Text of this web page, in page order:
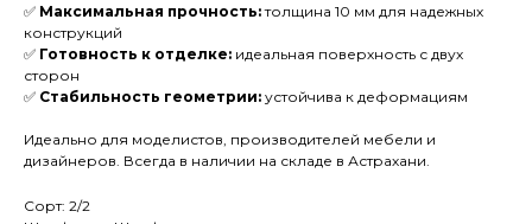
✅ Максимальная прочность:толщина 10 мм для надежных
конструкций
✅ Готовность к отделке: идеальная поверхность с двух
сторон
✅ Стабильность геометрии: устойчива к деформациям
Идеально для моделистов, производителей мебели и
дизайнеров. Всегда в наличии на складе в Астрахани.
Сорт: 2/2